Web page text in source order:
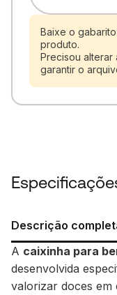
Baixe o
produto.
Precisou alterar
garantir o
Descrição
A caixinha para
desenvolvida
valorizar doces em